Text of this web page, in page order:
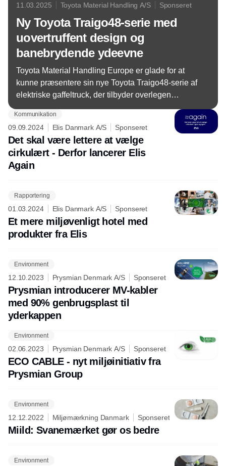
11.03.2025 Toyota Material Handling A/S Sponseret
Ny Toyota Traigo48-serie med
uovertruffent design og
banebrydende ydeevne
Toyota Material Handling Europe er glade for at
kunne præsentere sin nye Toyota Traigo48-serie af
elektriske gaffeltruck, der tilbyder overlegen
funktioner, der sætter en ny standard for
materialehåndtering. Med 3- og 4-hjulede modeller
i forskellige størrelser er Traigo48-serien
skræddersyet til at opfylde behovene hos kunder,
der kræver alsidighed og produktivitet i forbindelse
horisontal transport.
Kommunikation
09.09.2024 Elis Danmark A/S Sponseret
Det skal være lettere at vælge
cirkulært - Derfor lancerer Elis
Again
Rapportering
01.03.2024 Elis Danmark A/S Sponseret
Et mere miljøvenligt hotel med
produkter fra Elis
Environment
12.10.2023 Prysmian Denmark A/S Sponseret
Prysmian introducerer MV-kabler
med 90% genbrugsplast til
yderkappen
Environment
02.06.2023 Prysmian Denmark A/S Sponseret
ECO CABLE - nyt miljøinitiativ fra
Prysmian Group
Environment
12.12.2022 Miljømærkning Danmark Sponseret
Miild: Svanemærket gør os bedre
Environment